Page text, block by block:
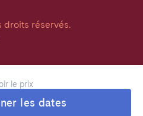
le prix
les dates
droits réservés.